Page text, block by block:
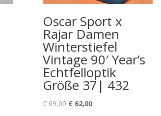
Oscar Sport x
Rajar Damen
Winterstiefel
Vintage 90′ Year’s
Echtfelloptik
Größe 37| 432
€69,00 Ursprünglicher
€62,00Aktueller